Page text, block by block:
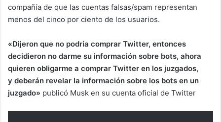
compañía de que las cuentas falsas/spam representan
menos del cinco por ciento de los usuarios.
«Dijeron que no podría comprar Twitter, entonces
decidieron no darme su información sobre bots, ahora
quieren obligarme a comprar Twitter en los juzgados,
y deberán revelar la información sobre los bots en un
juzgado» publicó Musk en su cuenta oficial de Twitter